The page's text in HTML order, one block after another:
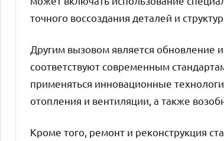
точного воссоздания деталей и
Другим вызовом является обновление
соответствуют современным
применяться инновационные
отопления и вентиляции, а также
Кроме того, ремонт и реконструкция